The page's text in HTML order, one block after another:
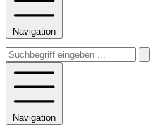
Navigation
Navigation